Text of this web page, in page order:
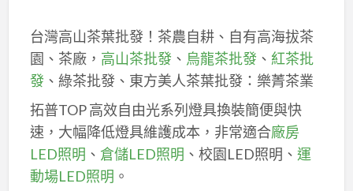
台灣高山茶葉批發！茶農自耕、自有高海拔茶
園、茶廠， 高山茶批發、 烏龍茶批發、 紅茶批
發、綠茶批發、東方美人茶葉批發：樂菁茶業
拓普TOP 高效自由光系列燈具換裝簡便與快
速，大幅降低燈具維護成本，非常適合廠房
LED照明 、 倉儲LED照明 、校園LED照明、 運
動場LED照明 。